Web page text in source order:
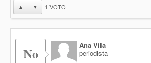
▲ ▼ 1 VOTO
No
Ana Vila
periodista